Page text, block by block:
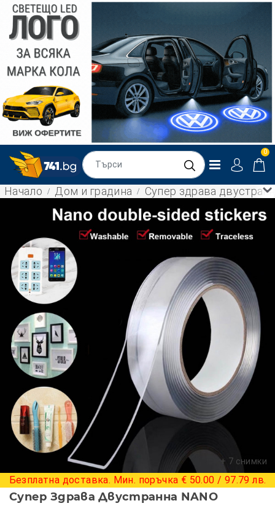
0
Начало Дом и градина Супер здрава
+ 7 снимки
Безплатна доставка. Мин. поръчка € 50.00 / 97.79 лв.
Супер Здрава Двустранна NANO